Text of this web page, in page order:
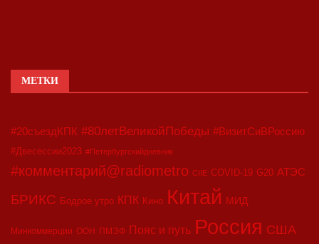
МЕТКИ
#20съездКПК #80летВеликойПобеды #ВизитСиВРоссию
#Двесессии2023 #Петербургскийдневник
#комментарий@radiometro CIIE COVID-19 G20 АТЭС
БРИКС Бодрое утро КПК Кино Китай МИД
Минкоммерции ООН ПМЭФ Пояс и путь Россия США